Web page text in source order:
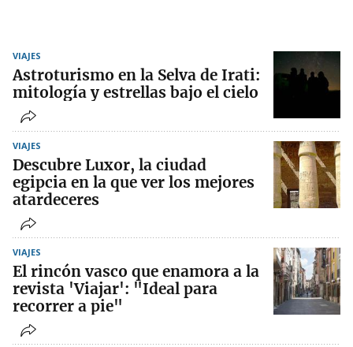
VIAJES
Astroturismo en la Selva de Irati:
mitología y estrellas bajo el cielo
VIAJES
Descubre Luxor, la ciudad
egipcia en la que ver los mejores
atardeceres
VIAJES
El rincón vasco que enamora a la
revista 'Viajar': "Ideal para
recorrer a pie"